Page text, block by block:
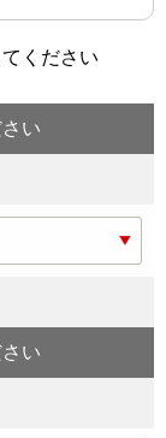
ください
い
い